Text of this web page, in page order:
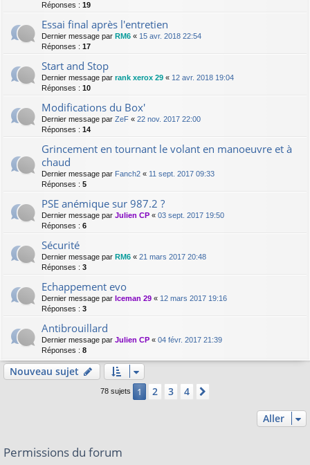
Réponses : 19
Essai final après l'entretien
Dernier message par RM6 « 15 avr. 2018 22:54
Réponses : 17
Start and Stop
Dernier message par rank xerox 29 « 12 avr. 2018 19:04
Réponses : 10
Modifications du Box'
Dernier message par ZeF « 22 nov. 2017 22:00
Réponses : 14
Grincement en tournant le volant en manoeuvre et à
chaud
Dernier message par Fanch2 « 11 sept. 2017 09:33
Réponses : 5
PSE anémique sur 987.2 ?
Dernier message par Julien CP « 03 sept. 2017 19:50
Réponses : 6
Sécurité
Dernier message par RM6 « 21 mars 2017 20:48
Réponses : 3
Echappement evo
Dernier message par Iceman 29 « 12 mars 2017 19:16
Réponses : 3
Antibrouillard
Dernier message par Julien CP « 04 févr. 2017 21:39
Réponses : 8
Nouveau sujet
78 sujets 1 2 3 4
Aller
Permissions du forum